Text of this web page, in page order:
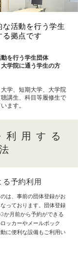
活動を行う学生
る拠点です
を行う学生団体
学院に通う学生の方
学、短期大学、大学院
講生、科目等履修生で
ます。
利用する
る​予約利用
は、事前の団体登録がお
っております。団体登録
か月前から予約ができる
ッカーやメールボック
に便利な設備もご利用い